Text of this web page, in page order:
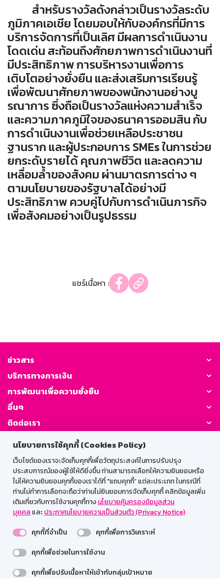
นโยบายการใช้คุกกี้ (Cookies Policy)
เว็บไซต์ของเราจะจัดเก็บคุกกี้เพื่อวัตถุประสงค์ในการปรับปรุง
ประสบการณ์ของผู้ใช้ให้ดียิ่งขึ้น ท่านสามารถเลือกให้ความยินยอมหรือ
ไม่ให้ความยินยอมคุกกี้ของเราได้ที่ "แถบคุกกี้” แต่ละประเภท ในกรณีที่
ท่านไม่ทำการเลือกจะถือว่าท่านไม่ยินยอมการจัดเก็บคุกกี้ คลิกข้อมูลเพิ่ม
เติมเกี่ยวกับการใช้งานคุกกี้ทางนโยบายคุ้มครองข้อมูลส่วน
บุคคล และประกาศนโยบายความเป็นส่วนตัว (Privacy Notice)
คุกกี้ที่จำเป็น
คุกกี้เพื่อการวิเคราะห์
คุกกี้เพื่อช่วยในการใช้งาน
คุกกี้เพื่อปรับเนื้อหาให้เข้ากับกลุ่มเป้าหมาย
สำหรับรางวัลดังกล่าวเป็นรางวัลระดับ
ภูมิภาคเอเชีย โดยมอบให้กับองค์กรที่มีการ
บริการจัดการที่เป็นเลิศ มีผลการดำเนินงาน
โดดเด่น สะท้อนถึงศักยภาพการดำเนินงานที่
มีประสิทธิภาพ การบริหารงานเพื่อการ
เติบโตอย่างยั่งยืน และส่งเสริมการเรียนรู้
เพื่อพัฒนาศักยภาพของพนักงานอย่างบู
รณาการ ซึ่งถือเป็นรางวัลแห่งความสำเร็จ
และความภาคภูมิใจของธนาคารออมสิน กับ
การดำเนินงานเพื่อช่วยเหลือประชาชน
ฐานราก และผู้ประกอบการ SMEs ในการช่วย
ยกระดับรายได้ คุณภาพชีวิต และลดความ
เหลื่อมล้ำของสังคม ผ่านมาตรการต่าง ๆ
ตามนโยบายของรัฐบาลได้อย่างมี
ประสิทธิภาพ ควบคู่ไปกับการดำเนินภารกิจ
เพื่อสังคมอย่างเป็นรูปธรรม
แชร์เนื้อหา :
ข่าวสาร
บริการทางการเงิน
การพัฒนาเพื่อความยั่งยืน
อื่นๆ
ติดต่อเรา
GSB Society:
สำหรับพนักงาน
Web HR
GSB Wisdom
M-Search
เข้าสู่ระบบเน็ตเมล
รองรับการใช้งานได้ดีบนเว็บบราวเซอร์